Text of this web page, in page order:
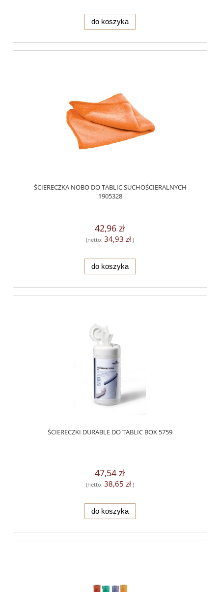
do koszyka
ŚCIERECZKA NOBO DO TABLIC SUCHOŚCIERALNYCH
1905328
42,96 zł
(netto: 34,93 zł )
do koszyka
ŚCIERECZKI DURABLE DO TABLIC BOX 5759
47,54 zł
(netto: 38,65 zł )
do koszyka